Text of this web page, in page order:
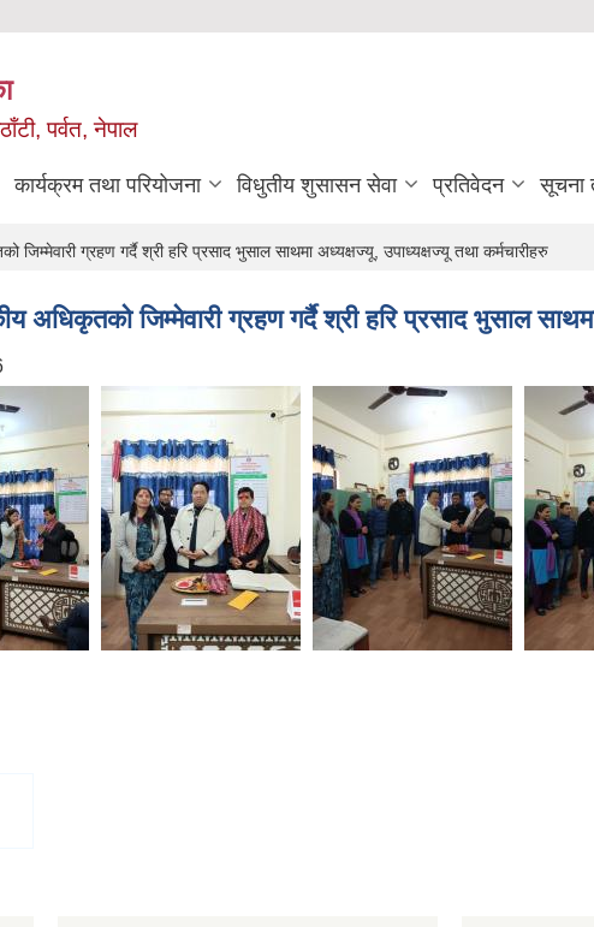
पर्वत, नेपाल
कार्यक्रम तथा परियोजना विधुतीय शुसासन सेवा प्रतिवेदन सूचना
जिम्मेवारी ग्रहण गर्दै श्री हरि प्रसाद भुसाल साथमा अध्यक्षज्यू, उपाध्यक्षज्यू तथा कर्मचारीहरु
अधिकृतको जिम्मेवारी ग्रहण गर्दै श्री हरि प्रसाद भुसाल